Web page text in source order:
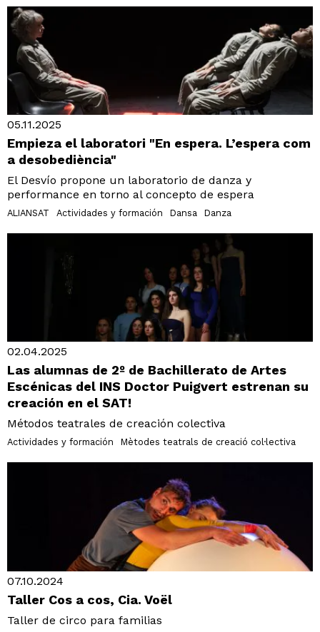
05.11.2025
Empieza el laboratori "En espera. L’espera com
a desobediència"
El Desvío propone un laboratorio de danza y
performance en torno al concepto de espera
ALIANSAT Actividades y formación Dansa Danza
02.04.2025
Las alumnas de 2º de Bachillerato de Artes
Escénicas del INS Doctor Puigvert estrenan su
creación en el SAT!
Métodos teatrales de creación colectiva
Actividades y formación Mètodes teatrals de creació col·lectiva
07.10.2024
Taller Cos a cos, Cia. Voël
Taller de circo para familias